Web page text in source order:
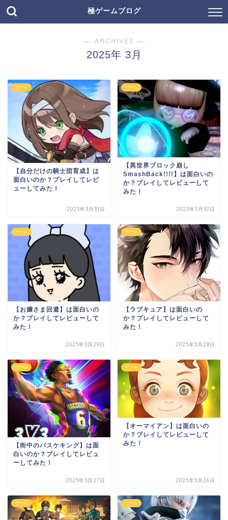
極ゲームブログ
― ARCHIVES ―
2025年 3月
ゲーム
【自分だけの騎士団育成】は
面白いのか？プレイしてレビ
ューしてみた！
2025年3月31日
ゲーム
【異世界ブロック崩し
SmashBack!!!!】は面白いの
か？プレイしてレビューして
みた！
2025年3月30日
ゲーム
【お嬢さま回避】は面白いの
か？プレイしてレビューして
みた！
2025年3月29日
ゲーム
【ラブキュア】は面白いの
か？プレイしてレビューして
みた！
2025年3月28日
ゲーム
【街中のバスケキング】は面
白いのか？プレイしてレビュ
ーしてみた！
2025年3月27日
ゲーム
【オーマイアン】は面白いの
か？プレイしてレビューして
みた！
2025年3月26日
ゲーム ゲーム